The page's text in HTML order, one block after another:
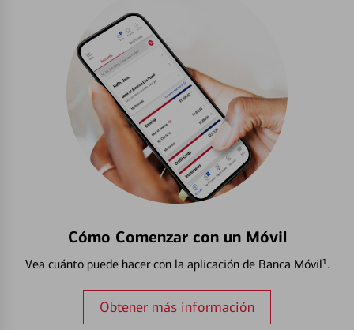
Cómo Comenzar con un Móvil
Vea cuánto puede hacer con la aplicación de Banca Móvil¹.
Obtener más información